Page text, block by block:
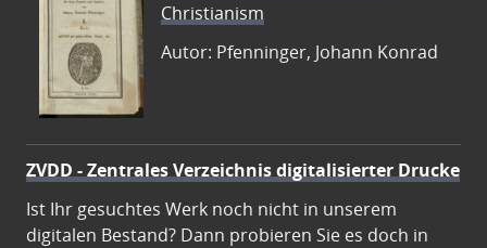
Christianism
Autor: Pfenninger, Johann Konrad
ZVDD - Zentrales Verzeichnis digitalisierter Drucke
Ist Ihr gesuchtes Werk noch nicht in unserem
digitalen Bestand? Dann probieren Sie es doch in